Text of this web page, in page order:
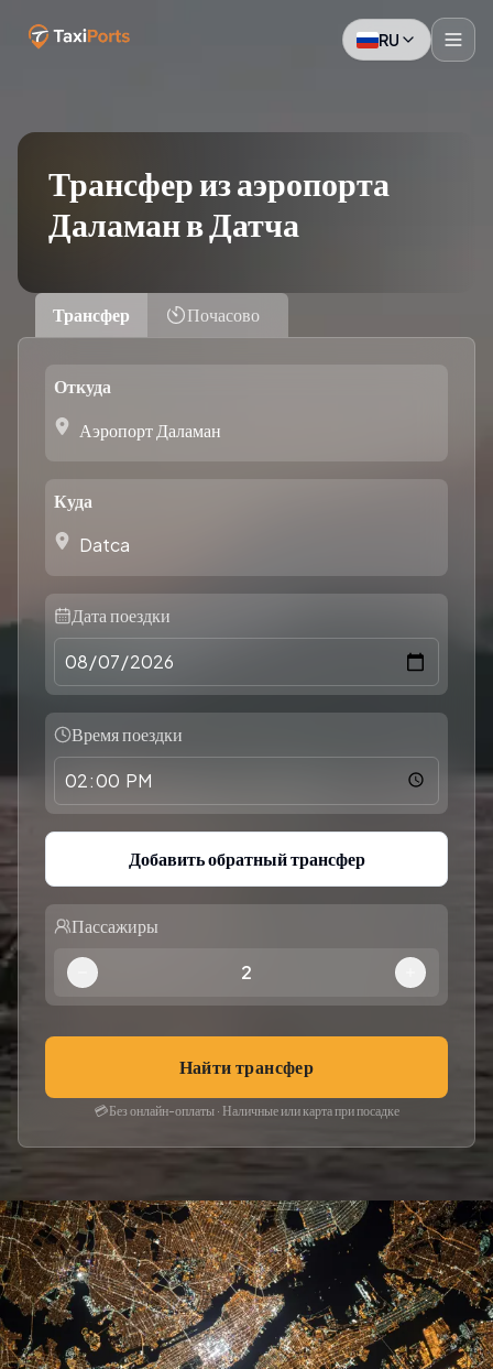
RU
Трансфер из аэропорта
Даламан в Датча
Трансфер Почасово
Откуда
Куда
Дата поездки
Время поездки
Добавить обратный трансфер
Пассажиры
2
Найти трансфер
💳Без онлайн-оплаты · Наличные или карта при посадке